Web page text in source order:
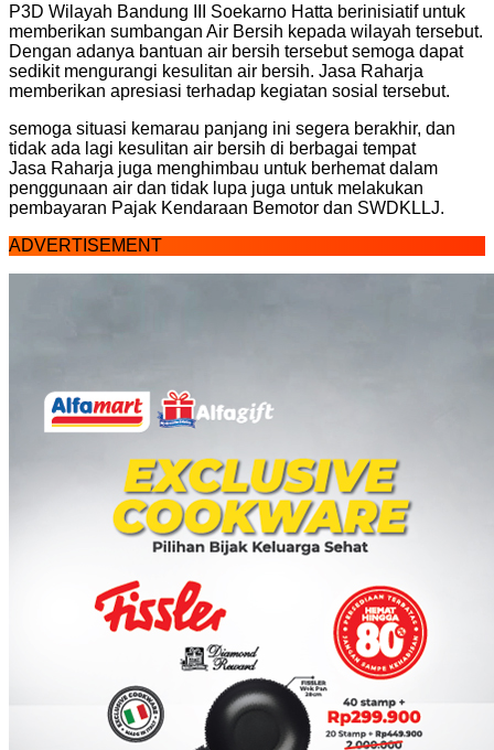
P3D Wilayah Bandung III Soekarno Hatta berinisiatif untuk
memberikan sumbangan Air Bersih kepada wilayah tersebut.
Dengan adanya bantuan air bersih tersebut semoga dapat
sedikit mengurangi kesulitan air bersih. Jasa Raharja
memberikan apresiasi terhadap kegiatan sosial tersebut.
semoga situasi kemarau panjang ini segera berakhir, dan
tidak ada lagi kesulitan air bersih di berbagai tempat
Jasa Raharja juga menghimbau untuk berhemat dalam
penggunaan air dan tidak lupa juga untuk melakukan
pembayaran Pajak Kendaraan Bemotor dan SWDKLLJ.
ADVERTISEMENT